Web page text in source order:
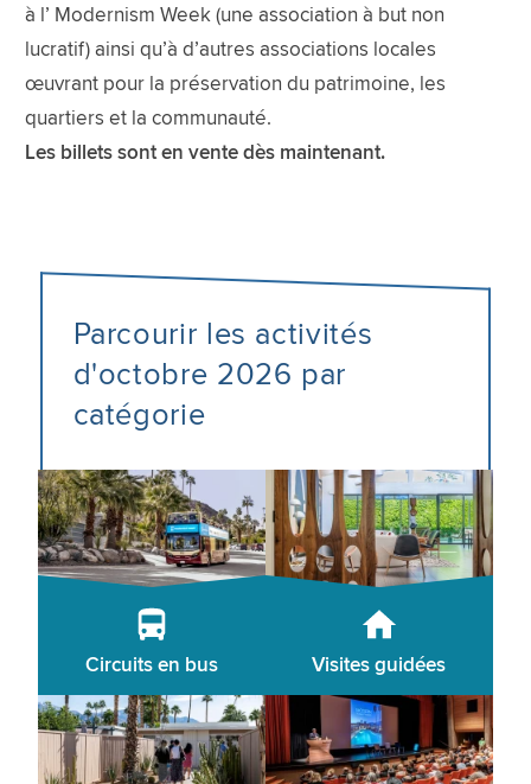
à l’ Modernism Week (une association à but non
lucratif) ainsi qu’à d’autres associations locales
œuvrant pour la préservation du patrimoine, les
quartiers et la communauté.
Les billets sont en vente dès maintenant.
Parcourir les activités
d'octobre 2026 par
catégorie
Circuits en bus Visites guidées